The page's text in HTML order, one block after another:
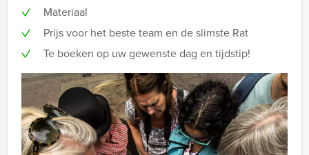
Materiaal
Prijs voor het beste team en de slimste Rat
Te boeken op uw gewenste dag en tijdstip!